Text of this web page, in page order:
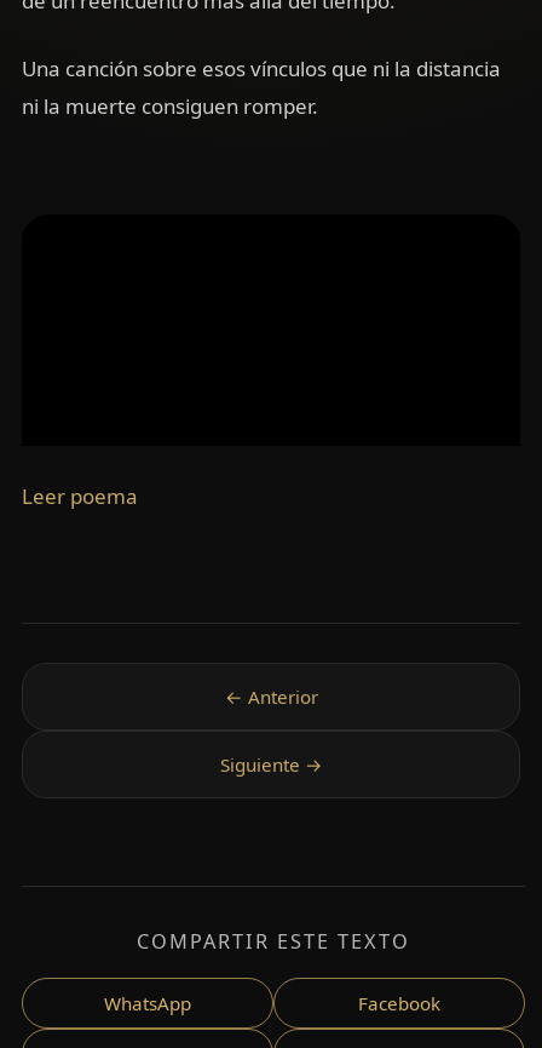
Una canción sobre esos vínculos que ni la distancia
ni la muerte consiguen romper.
Leer poema
COMPARTIR ESTE TEXTO
WhatsApp Facebook